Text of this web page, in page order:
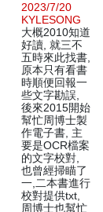
2023/7/20
KYLESONG
大概2010知道
好讀, 就三不
五時來此找書,
原本只有看書
時順便回報一
些文字勘誤,
後來2015開始
幫忙周博士製
作電子書, 主
要是OCR檔案
的文字校對,
也曾經掃瞄了
一,二本書進行
校對提供txt,
周博士也幫忙